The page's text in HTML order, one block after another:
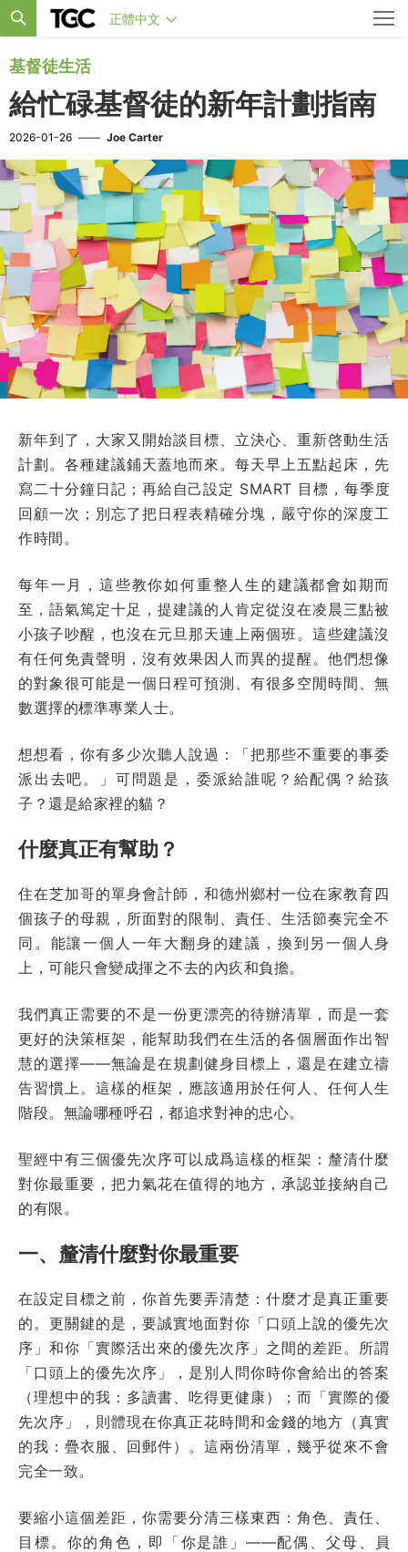
正體中文
基督徒生活
給忙碌基督徒的新年計劃指南
2026-01-26 —— Joe Carter
新年到了，大家又開始談目標、立決心、重新啓動生活
計劃。各種建議鋪天蓋地而來。每天早上五點起床，先
寫二十分鐘日記；再給自己設定 SMART 目標，每季度
回顧一次；別忘了把日程表精確分塊，嚴守你的深度工
作時間。
每年一月，這些教你如何重整人生的建議都會如期而
至，語氣篤定十足，提建議的人肯定從沒在凌晨三點被
小孩子吵醒，也沒在元旦那天連上兩個班。這些建議沒
有任何免責聲明，沒有效果因人而異的提醒。他們想像
的對象很可能是一個日程可預測、有很多空閒時間、無
數選擇的標準專業人士。
想想看，你有多少次聽人說過：「把那些不重要的事委
派出去吧。」可問題是，委派給誰呢？給配偶？給孩
子？還是給家裡的貓？
什麼真正有幫助？
住在芝加哥的單身會計師，和德州鄉村一位在家教育四
個孩子的母親，所面對的限制、責任、生活節奏完全不
同。能讓一個人一年大翻身的建議，換到另一個人身
上，可能只會變成揮之不去的內疚和負擔。
我們真正需要的不是一份更漂亮的待辦清單，而是一套
更好的決策框架，能幫助我們在生活的各個層面作出智
慧的選擇——無論是在規劃健身目標上，還是在建立禱
告習慣上。這樣的框架，應該適用於任何人、任何人生
階段。無論哪種呼召，都追求對神的忠心。
聖經中有三個優先次序可以成爲這樣的框架：釐清什麼
對你最重要，把力氣花在值得的地方，承認並接納自己
的有限。
一、釐清什麼對你最重要
在設定目標之前，你首先要弄清楚：什麼才是真正重要
的。更關鍵的是，要誠實地面對你「口頭上說的優先次
序」和你「實際活出來的優先次序」之間的差距。所謂
「口頭上的優先次序」，是別人問你時你會給出的答案
（理想中的我：多讀書、吃得更健康）；而「實際的優
先次序」，則體現在你真正花時間和金錢的地方（真實
的我：疊衣服、回郵件）。這兩份清單，幾乎從來不會
完全一致。
要縮小這個差距，你需要分清三樣東西：角色、責任、
目標。你的角色，即「你是誰」——配偶、父母、員